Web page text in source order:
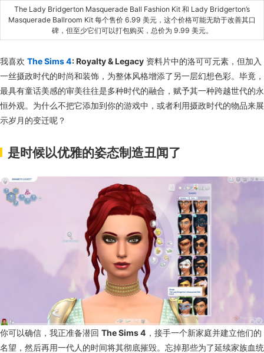
The Lady Bridgerton Masquerade Ball Fashion Kit 和 Lady Bridgerton’s
Masquerade Ballroom Kit 每个售价 6.99 美元，这个价格可能无助于改善其口
碑，但至少它们可以打包购买，总价为 9.99 美元。
我喜欢 The Sims 4: Royalty & Legacy 资料片中的洛可可元素，但加入
一丝摄政时代的时尚和装饰，为整体风格增添了另一层幻想色彩。毕竟，
最具有童话美感的审美往往是多种时代的融合，赋予其一种跨越世代的永
恒外观。为什么不把它添加到你的游戏中，或者利用摄政时代的物品来展
示岁月的变迁呢？
是时候以优雅的姿态制造丑闻了
你可以确信，我正准备潜回 The Sims 4 ，接手一个新家庭并建立他们的
名望，然后再用一代人的时间将其彻底摧毁。忘掉那些为了延续家族血统